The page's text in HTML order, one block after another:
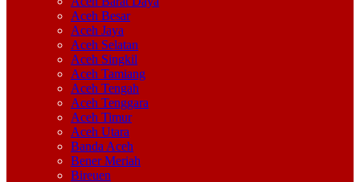
Aceh Besar
Aceh Jaya
Aceh Selatan
Aceh Singkil
Aceh Tamiang
Aceh Tengah
Aceh Tenggara
Aceh Timur
Aceh Utara
Banda Aceh
Bener Meriah
Bireuen